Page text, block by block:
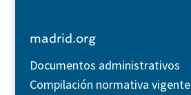
madrid.org
Documentos administrativos
Compilación normativa vigente